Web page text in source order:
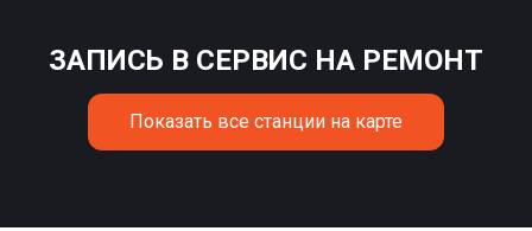
ЗАПИСЬ В СЕРВИС НА РЕМОНТ
Показать все станции на карте